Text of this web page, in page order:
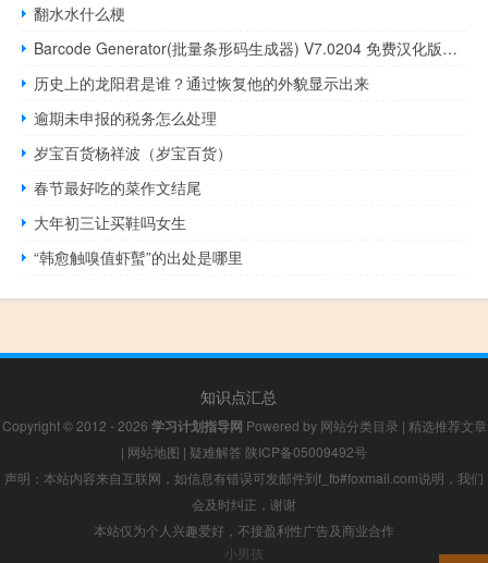
翻水水什么梗
Barcode Generator(批量条形码生成器) V7.0204 免费汉化版（Barcode Generator(批量条形码生成器) V7.0204 免费汉化版功能简介）
历史上的龙阳君是谁？通过恢复他的外貌显示出来
逾期未申报的税务怎么处理
岁宝百货杨祥波（岁宝百货）
春节最好吃的菜作文结尾
大年初三让买鞋吗女生
“韩愈触嗅值虾蟚”的出处是哪里
知识点汇总
Copyright © 2012 - 2026 学习计划指导网 Powered by 网站分类目录 | 精选推荐文章
| 网站地图 | 疑难解答 陕ICP备05009492号
声明：本站内容来自互联网，如信息有错误可发邮件到f_fb#foxmail.com说明，我们
会及时纠正，谢谢
本站仅为个人兴趣爱好，不接盈利性广告及商业合作
小男孩